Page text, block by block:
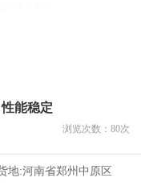
能稳定
浏览次数： 80次
地:河南省郑州中原区